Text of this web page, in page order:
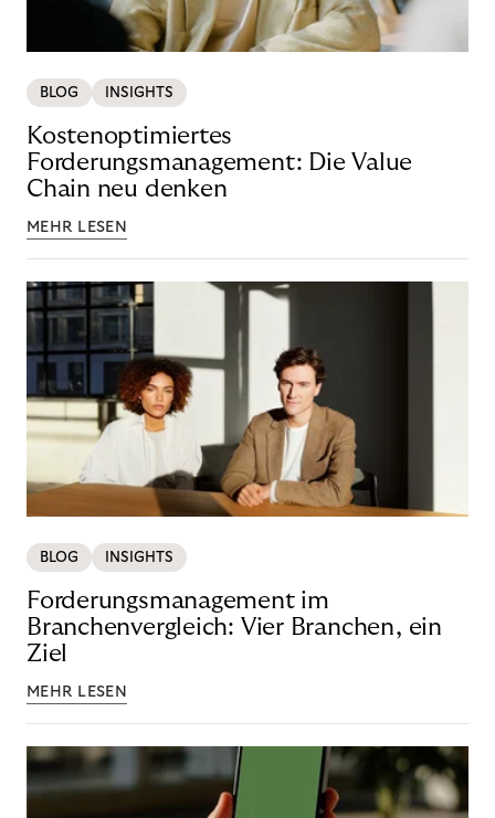
BLOG INSIGHTS
Kostenoptimiertes
Forderungsmanagement: Die Value
Chain neu denken
MEHR LESEN
BLOG INSIGHTS
Forderungsmanagement im
Branchenvergleich: Vier Branchen, ein
Ziel
MEHR LESEN